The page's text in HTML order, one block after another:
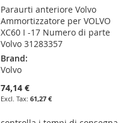
Paraurti anteriore Volvo
Ammortizzatore per VOLVO
XC60 I -17 Numero di parte
Volvo 31283357
Brand:
Volvo
74,14 €
61,27 €